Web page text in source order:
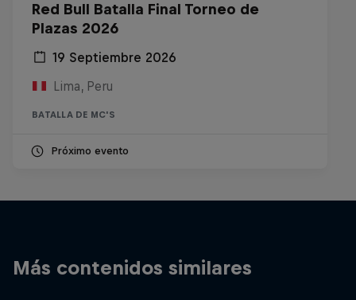
Red Bull Batalla Final Torneo de
Plazas 2026
19 Septiembre 2026
Lima, Peru
BATALLA DE MC'S
Próximo evento
Más contenidos similares